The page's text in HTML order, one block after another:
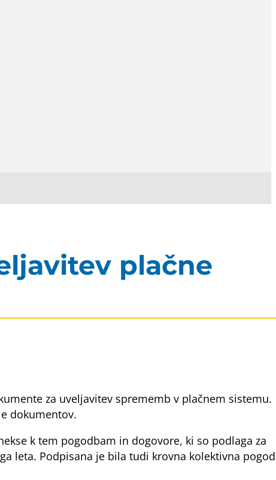
plačne
za uveljavitev sprememb v plačnem sistemu.
dokumentov.
k tem pogodbam in dogovore, ki so podlaga za
leta. Podpisana je bila tudi krovna kolektivna